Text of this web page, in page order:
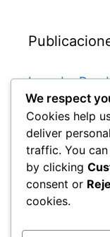
Leander
Influencia
Dries
club, Vida
Leander
Éxitos en el
Yannick
Influencia
We respect
Cookies help
deliver
traffic. You
by clicking
consent or
cookies.